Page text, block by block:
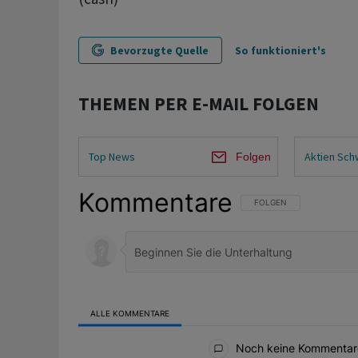
Bevorzugte Quelle So funktioniert's
THEMEN PER E-MAIL FOLGEN
Top News Folgen Aktien
Kommentare FOLGE DIESER
FOLGEN
ALLE KOMMENTARE
Noch keine